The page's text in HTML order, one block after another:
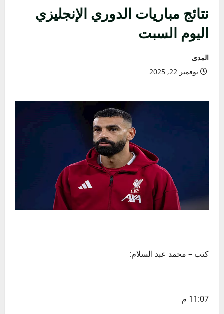
نتائج مباريات الدوري الإنجليزي
اليوم السبت
المدى
نوفمبر 22, 2025
كتب – محمد عبد السلام:
11:07 م